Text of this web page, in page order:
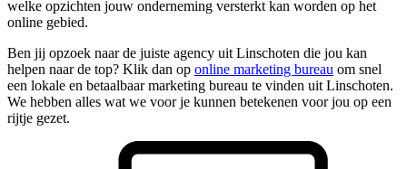
welke opzichten jouw onderneming versterkt kan worden op het
online gebied.
Ben jij opzoek naar de juiste agency uit Linschoten die jou kan
helpen naar de top? Klik dan op online marketing bureau om snel
een lokale en betaalbaar marketing bureau te vinden uit Linschoten.
We hebben alles wat we voor je kunnen betekenen voor jou op een
rijtje gezet.